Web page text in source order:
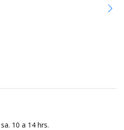
10 a 14 hrs.